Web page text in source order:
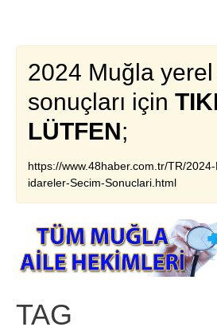
2024 Muğla
sonuçları için
LÜTFEN;
https://www.48haber.com.tr/TR/
idareler-Secim-Sonuclari.html
TAG